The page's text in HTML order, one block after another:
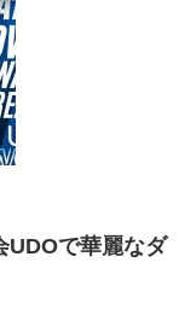
UDOで華麗なダ